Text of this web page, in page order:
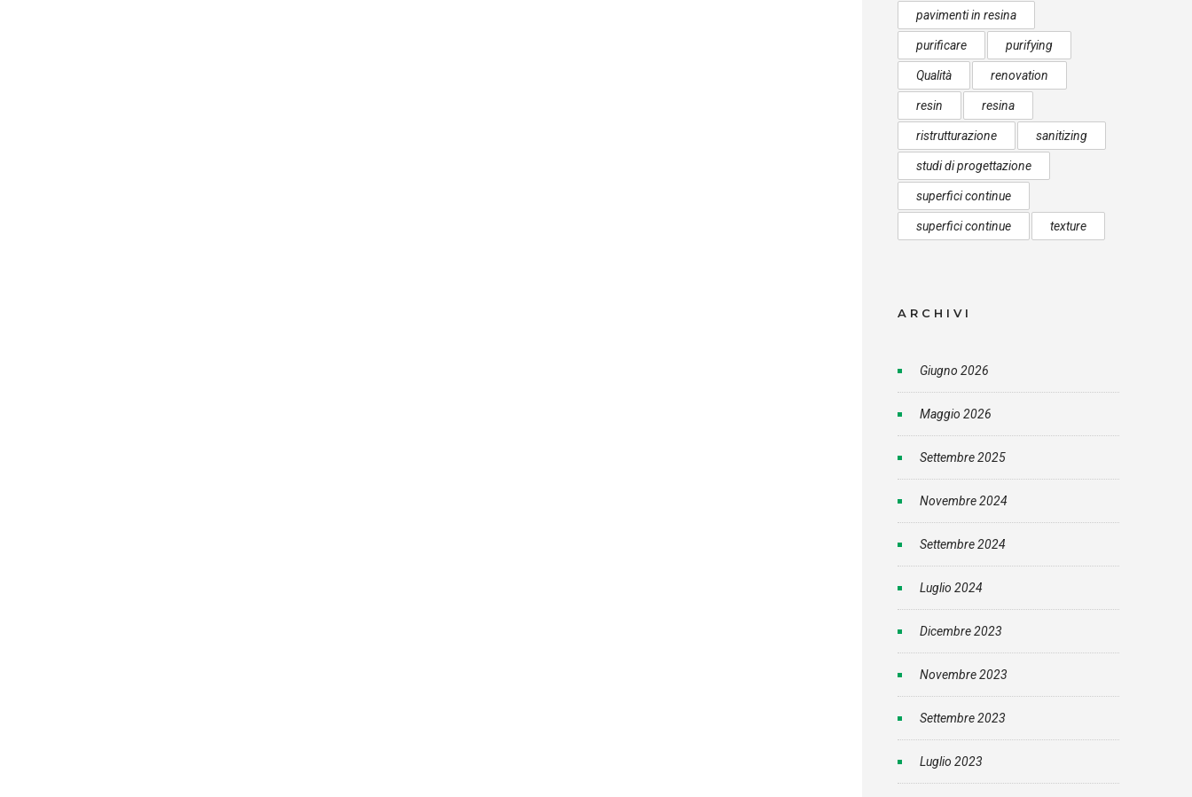
pavimenti in resina
purificare purifying
Qualità renovation
resin resina
ristrutturazione sanitizing
studi di progettazione
superfici continue
superfici continue texture
ARCHIVI
Giugno 2026
Maggio 2026
Settembre 2025
Novembre 2024
Settembre 2024
Luglio 2024
Dicembre 2023
Novembre 2023
Settembre 2023
Luglio 2023